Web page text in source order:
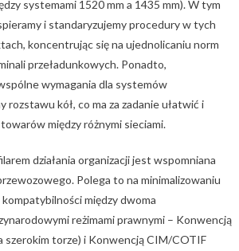
systemami 1520 mm a 1435 mm). W tym
i standaryzujemy procedury w tych
koncentrując się na ujednolicaniu norm
przeładunkowych. Ponadto,
wymagania dla systemów
rozstawu kół, co ma za zadanie ułatwić i
między różnymi sieciami.
działania organizacji jest wspomniana
Polega to na minimalizowaniu
między dwoma
reżimami prawnymi – Konwencją
szerokim torze) i Konwencją CIM/COTIF